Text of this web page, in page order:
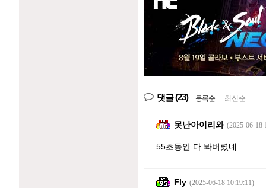
댓글(23) 등록순 최신순
못난아이리와 (2025-06-18
55초동안 다 봐버렸네
Fly (2025-06-18 10:19:11)